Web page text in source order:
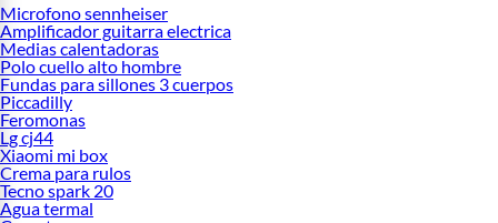
Microfono sennheiser
Amplificador guitarra electrica
Medias calentadoras
Polo cuello alto hombre
Fundas para sillones 3 cuerpos
Piccadilly
Feromonas
Lg cj44
Xiaomi mi box
Crema para rulos
Tecno spark 20
Agua termal